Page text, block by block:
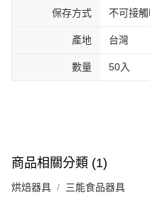
保存方式 不可接
產地 台灣
數量 50入
商品相關分類 (1)
烘焙器具 三能食品器具